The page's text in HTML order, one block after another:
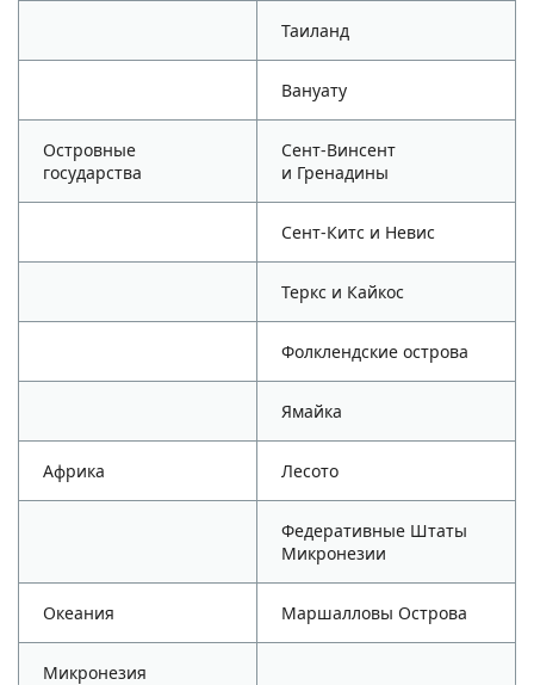
Таиланд
Вануату
Островные
государства
Сент-Винсент
и Гренадины
Сент-Китс и Невис
Теркс и Кайкос
Фолклендские острова
Ямайка
Африка Лесото
Федеративные Штаты
Микронезии
Океания Маршалловы Острова
Микронезия